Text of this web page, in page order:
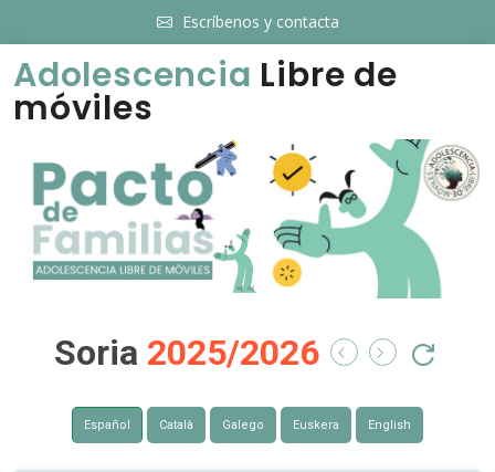
Escríbenos y contacta
Adolescencia Libre de
móviles
Soria 2025/2026
Español Català Galego Euskera English